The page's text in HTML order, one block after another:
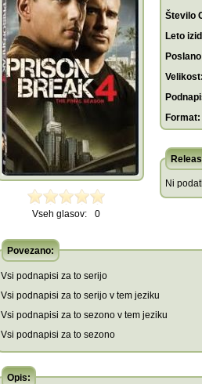
Vseh glasov: 0
Število
Leto
Format:
Ni
Povezano:
Vsi podnapisi za to serijo
Vsi podnapisi za to serijo v tem jeziku
Vsi podnapisi za to sezono v tem jeziku
Vsi podnapisi za to sezono
Opis: